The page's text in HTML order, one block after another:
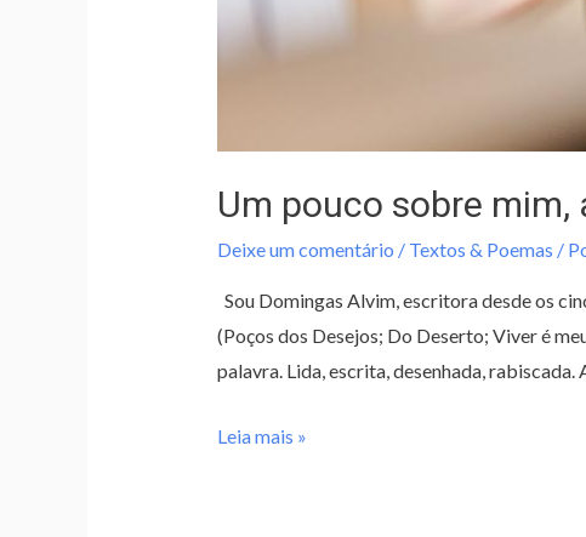
Um pouco sobre mim,
Deixe um comentário / Textos & Poemas /
Sou Domingas Alvim, escritora desde os
(Poços dos Desejos; Do Deserto; Viver é
palavra. Lida, escrita, desenhada, rabiscada.
Leia mais »